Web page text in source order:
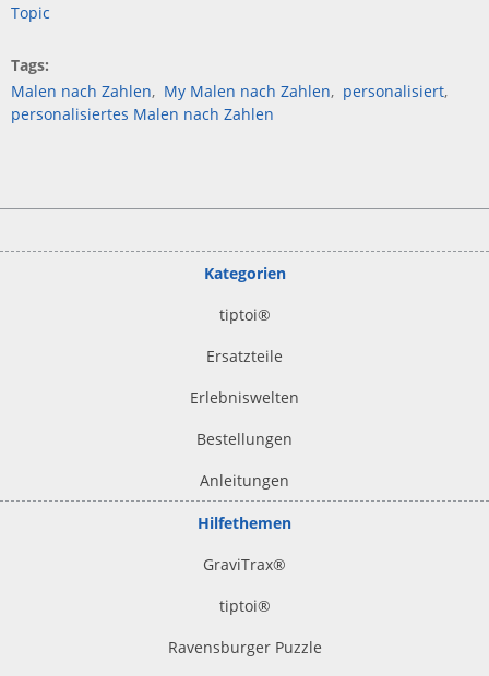
Topic
Tags
Malen nach Zahlen
My Malen nach Zahlen
personalisiert
personalisiertes Malen nach Zahlen
Kategorien
tiptoi®
Ersatzteile
Erlebniswelten
Bestellungen
Anleitungen
Hilfethemen
GraviTrax®
tiptoi®
Ravensburger Puzzle